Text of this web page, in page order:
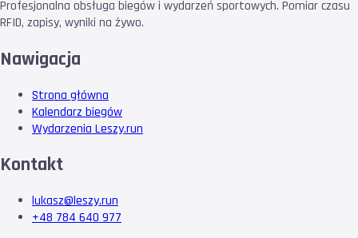
Profesjonalna obsługa biegów i wydarzeń sportowych. Pomiar czasu
RFID, zapisy, wyniki na żywo.
Nawigacja
Strona główna
Kalendarz biegów
Wydarzenia Leszy.run
Kontakt
lukasz@leszy.run
+48 784 640 977